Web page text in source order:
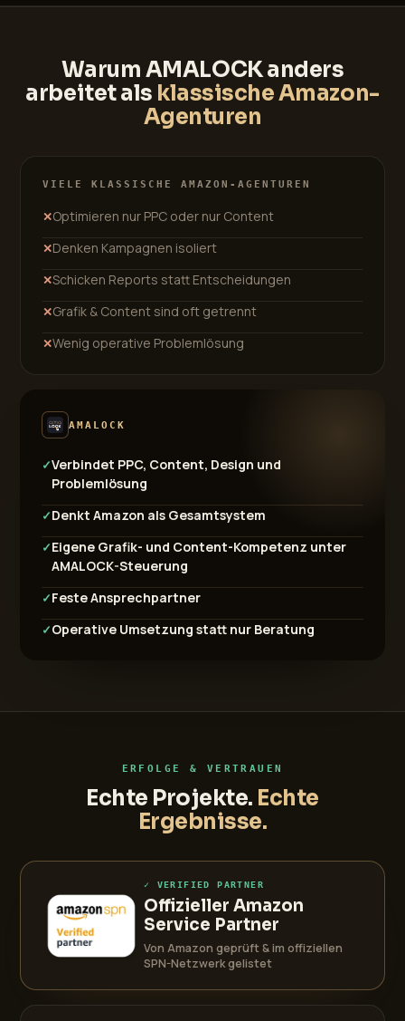
Warum AMALOCK anders
arbeitet als klassische Amazon-
Agenturen
VIELE KLASSISCHE AMAZON-AGENTUREN
✕Optimieren nur PPC oder nur Content
✕Denken Kampagnen isoliert
✕Schicken Reports statt Entscheidungen
✕Grafik & Content sind oft getrennt
✕Wenig operative Problemlösung
AMALOCK
✓Verbindet PPC, Content, Design und
Problemlösung
✓Denkt Amazon als Gesamtsystem
✓Eigene Grafik- und Content-Kompetenz unter
AMALOCK-Steuerung
✓Feste Ansprechpartner
✓Operative Umsetzung statt nur Beratung
ERFOLGE & VERTRAUEN
Echte Projekte. Echte
Ergebnisse.
✓ VERIFIED PARTNER
Offizieller Amazon
Service Partner
Von Amazon geprüft & im offiziellen
SPN-Netzwerk gelistet